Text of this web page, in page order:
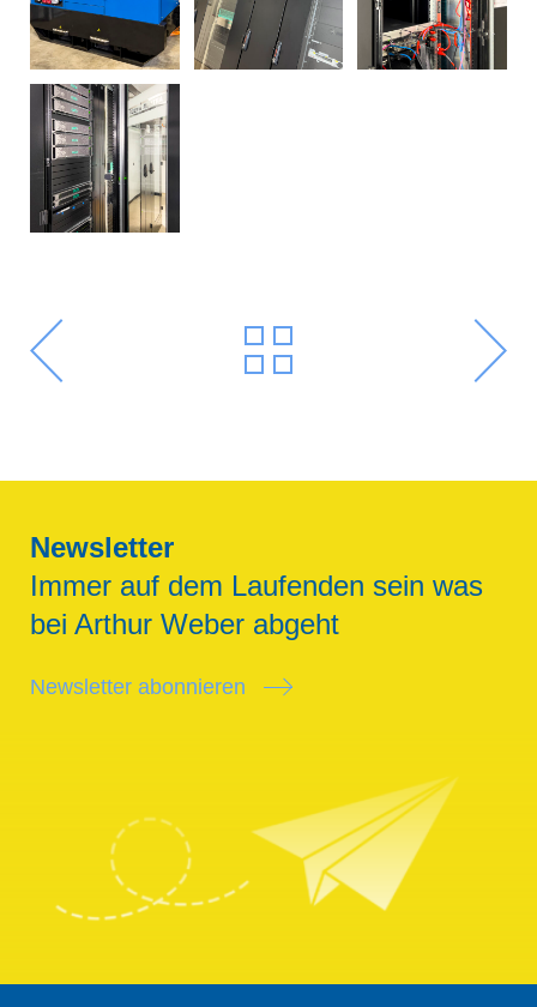
Newsletter
Immer auf dem Laufenden sein was
bei Arthur Weber abgeht
Newsletter abonnieren